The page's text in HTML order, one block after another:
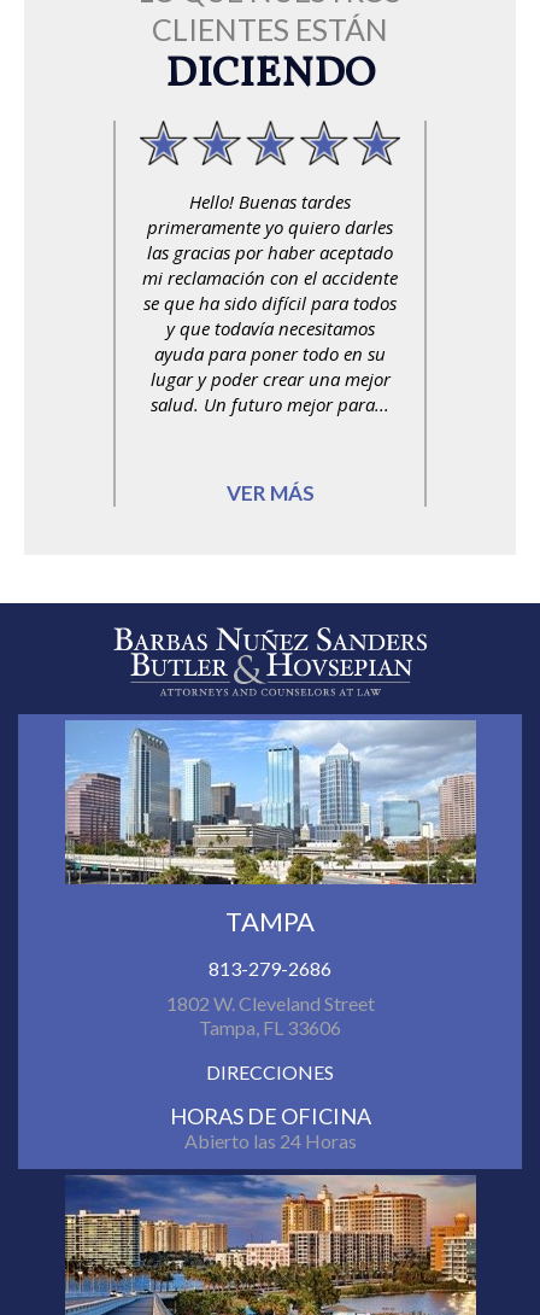
CLIENTES ESTÁN
DICIENDO
Hello! Buenas tardes
primeramente yo quiero darles
las gracias por haber aceptado
mi reclamación con el accidente
se que ha sido difícil para todos
y que todavía necesitamos
ayuda para poner todo en su
lugar y poder crear una mejor
salud. Un futuro mejor para...
VER MÁS
TAMPA
813-279-2686
1802 W. Cleveland Street
Tampa, FL 33606
DIRECCIONES
HORAS DE OFICINA
Abierto las 24 Horas